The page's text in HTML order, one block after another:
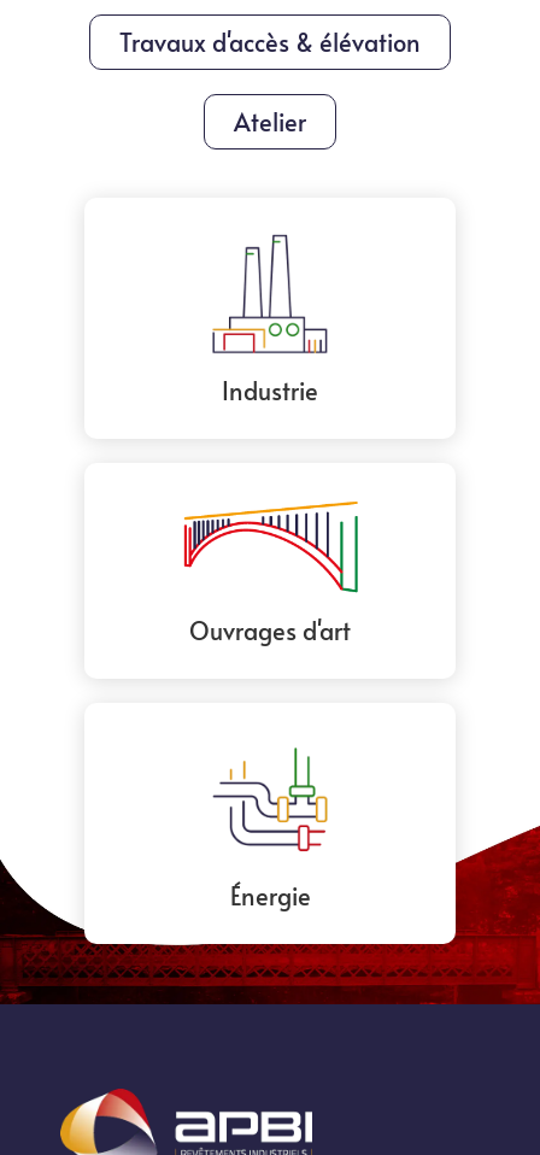
Travaux d'accès & élévation
Atelier
Industrie
Ouvrages d'art
Énergie